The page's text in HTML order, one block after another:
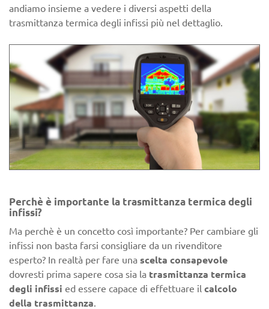
andiamo insieme a vedere i diversi aspetti della
trasmittanza termica degli infissi più nel dettaglio.
Perchè è importante la trasmittanza termica degli
infissi?
Ma perchè è un concetto così importante? Per cambiare gli
infissi non basta farsi consigliare da un rivenditore
esperto? In realtà per fare una scelta consapevole
dovresti prima sapere cosa sia la trasmittanza termica
degli infissi ed essere capace di effettuare il calcolo
della trasmittanza.